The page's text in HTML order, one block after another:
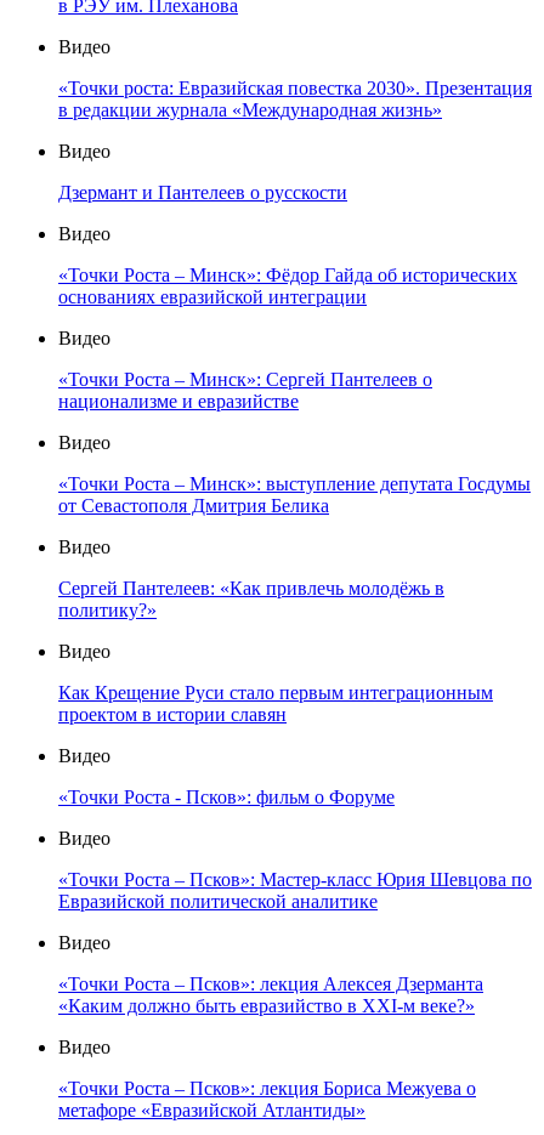
в РЭУ им. Плеханова
Видео
«Точки роста: Евразийская повестка 2030». Презентация
в редакции журнала «Международная жизнь»
Видео
Дзермант и Пантелеев о русскости
Видео
«Точки Роста – Минск»: Фёдор Гайда об исторических
основаниях евразийской интеграции
Видео
«Точки Роста – Минск»: Сергей Пантелеев о
национализме и евразийстве
Видео
«Точки Роста – Минск»: выступление депутата Госдумы
от Севастополя Дмитрия Белика
Видео
Сергей Пантелеев: «Как привлечь молодёжь в
политику?»
Видео
Как Крещение Руси стало первым интеграционным
проектом в истории славян
Видео
«Точки Роста - Псков»: фильм о Форуме
Видео
«Точки Роста – Псков»: Мастер-класс Юрия Шевцова по
Евразийской политической аналитике
Видео
«Точки Роста – Псков»: лекция Алексея Дзерманта
«Каким должно быть евразийство в XXI-м веке?»
Видео
«Точки Роста – Псков»: лекция Бориса Межуева о
метафоре «Евразийской Атлантиды»